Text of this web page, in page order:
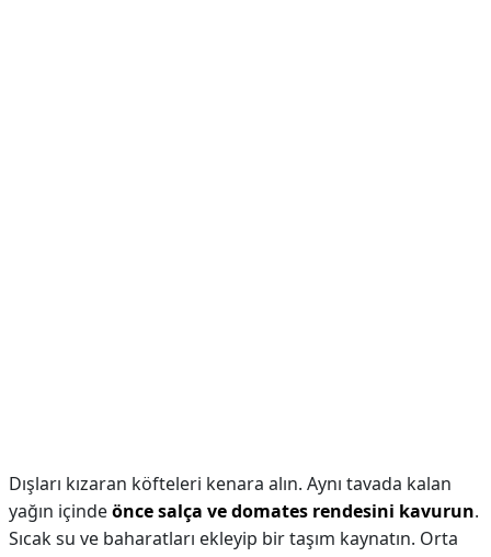
Dışları kızaran köfteleri kenara alın. Aynı tavada kalan
yağın içindeönce salça ve domates rendesini kavurun.
Sıcak su ve baharatları ekleyip bir taşım kaynatın. Orta